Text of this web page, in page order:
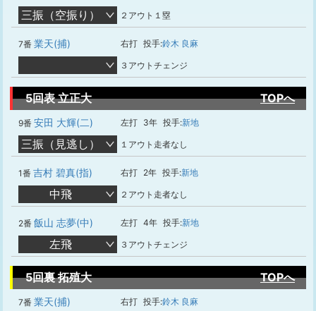
三振（空振り） ２アウト１塁
7番 業天(捕) 右打 投手:鈴木 良麻
３アウトチェンジ
5回表 立正大 TOPへ
9番 安田 大輝(二) 左打 3年 投手:新地
三振（見逃し） １アウト走者なし
1番 吉村 碧真(指) 右打 2年 投手:新地
中飛 ２アウト走者なし
2番 飯山 志夢(中) 左打 4年 投手:新地
左飛 ３アウトチェンジ
5回裏 拓殖大 TOPへ
7番 業天(捕) 右打 投手:鈴木 良麻